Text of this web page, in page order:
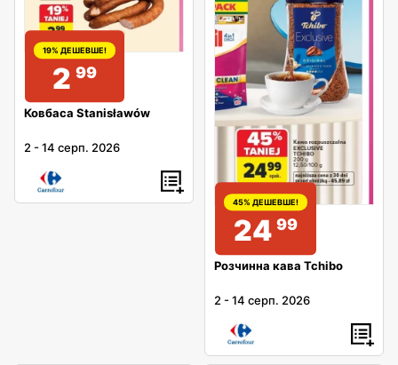
19% ДЕШЕВШЕ!
2 99
Ковбаса Stanisławów
2 -14 серп. 2026
45% ДЕШЕВШЕ!
24 99
Розчинна кава Tchibo
2 -14 серп. 2026